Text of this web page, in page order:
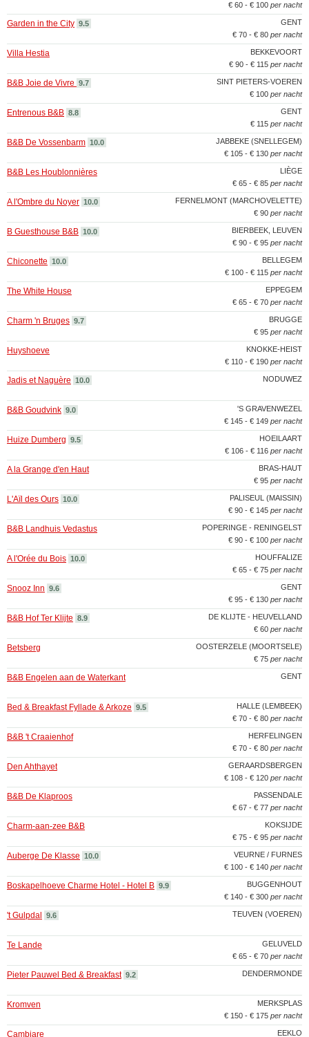
€ 60 - € 100 per nacht
GENT
Garden in the City 9.5
€ 70 - € 80 per nacht
BEKKEVOORT
Villa Hestia
€ 90 - € 115 per nacht
SINT PIETERS-VOEREN
B&B Joie de Vivre 9.7
€ 100 per nacht
GENT
Entrenous B&B 8.8
€ 115 per nacht
JABBEKE (SNELLEGEM)
B&B De Vossenbarm 10.0
€ 105 - € 130 per nacht
LIÈGE
B&B Les Houblonnières
€ 65 - € 85 per nacht
FERNELMONT (MARCHOVELETTE)
A l'Ombre du Noyer 10.0
€ 90 per nacht
BIERBEEK, LEUVEN
B Guesthouse B&B 10.0
€ 90 - € 95 per nacht
BELLEGEM
Chiconette 10.0
€ 100 - € 115 per nacht
EPPEGEM
The White House
€ 65 - € 70 per nacht
BRUGGE
Charm 'n Bruges 9.7
€ 95 per nacht
KNOKKE-HEIST
Huyshoeve
€ 110 - € 190 per nacht
NODUWEZ
Jadis et Naguère 10.0
'S GRAVENWEZEL
B&B Goudvink 9.0
€ 145 - € 149 per nacht
HOEILAART
Huize Dumberg 9.5
€ 106 - € 116 per nacht
BRAS-HAUT
A la Grange d'en Haut
€ 95 per nacht
PALISEUL (MAISSIN)
L'Aïl des Ours 10.0
€ 90 - € 145 per nacht
POPERINGE - RENINGELST
B&B Landhuis Vedastus
€ 90 - € 100 per nacht
HOUFFALIZE
A l'Orée du Bois 10.0
€ 65 - € 75 per nacht
GENT
Snooz Inn 9.6
€ 95 - € 130 per nacht
DE KLIJTE - HEUVELLAND
B&B Hof Ter Klijte 8.9
€ 60 per nacht
OOSTERZELE (MOORTSELE)
Betsberg
€ 75 per nacht
GENT
B&B Engelen aan de Waterkant
HALLE (LEMBEEK)
Bed & Breakfast Fyllade & Arkoze 9.5
€ 70 - € 80 per nacht
HERFELINGEN
B&B 't Craaienhof
€ 70 - € 80 per nacht
GERAARDSBERGEN
Den Ahthayet
€ 108 - € 120 per nacht
PASSENDALE
B&B De Klaproos
€ 67 - € 77 per nacht
KOKSIJDE
Charm-aan-zee B&B
€ 75 - € 95 per nacht
VEURNE / FURNES
Auberge De Klasse 10.0
€ 100 - € 140 per nacht
BUGGENHOUT
Boskapelhoeve Charme Hotel - Hotel B 9.9
€ 140 - € 300 per nacht
TEUVEN (VOEREN)
't Gulpdal 9.6
GELUVELD
Te Lande
€ 65 - € 70 per nacht
DENDERMONDE
Pieter Pauwel Bed & Breakfast 9.2
MERKSPLAS
Kromven
€ 150 - € 175 per nacht
EEKLO
Cambiare